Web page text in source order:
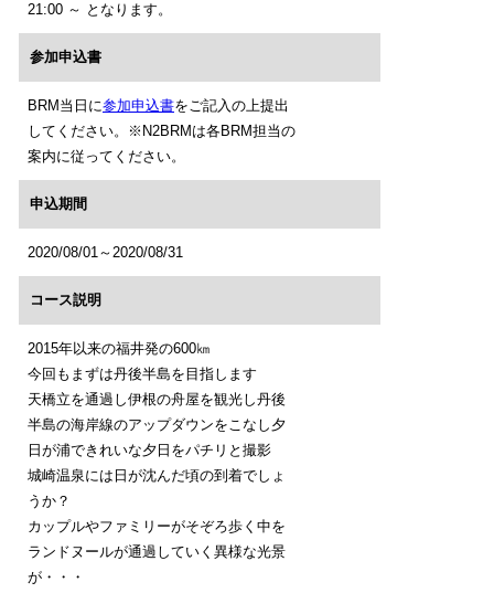
21:00 ～ となります。
参加申込書
BRM当日に参加申込書をご記入の上提出
してください。※N2BRMは各BRM担当の
案内に従ってください。
申込期間
2020/08/01～2020/08/31
コース説明
2015年以来の福井発の600㎞
今回もまずは丹後半島を目指します
天橋立を通過し伊根の舟屋を観光し丹後
半島の海岸線のアップダウンをこなし夕
日が浦できれいな夕日をパチリと撮影
城崎温泉には日が沈んだ頃の到着でしょ
うか？
カップルやファミリーがそぞろ歩く中を
ランドヌールが通過していく異様な光景
が・・・